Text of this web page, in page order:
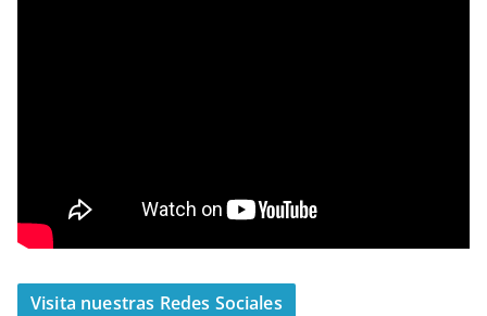
Visita nuestras Redes Sociales